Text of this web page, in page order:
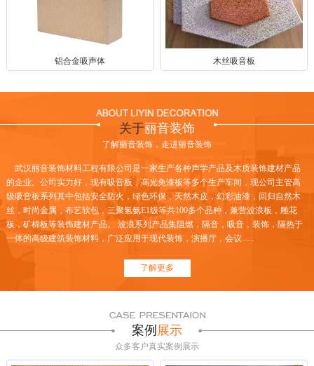
铝合金吸声体 木丝吸音板
关于丽音装饰
了解丽音装饰，走进丽音装饰
武汉丽音装饰材料工程有限公司是一家生产各种声学产品及木质装饰建材产品
的企业。公司实力好，现有吸音板，高光免漆板等多个生产车间，现公司主管高
级吸音板系列其中包括安全防火，绿色环保，天然木皮，幻彩油漆，回归自然木
丝，时尚金属，布艺软包，三聚氢氨E1级等共100多个品种，兼营波浪板，雕花
板，矿棉板等装饰建材产品。 波浪系列产品集阻燃，隔音，吸音，装饰，隔热于
一体的高级建筑装饰材料，广泛应用于现代装饰，演播厅，会议......
了解更多
案例 展示
众多客户真实案例展示